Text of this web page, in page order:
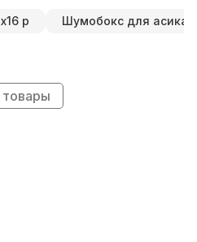
p Шумобокс для асика